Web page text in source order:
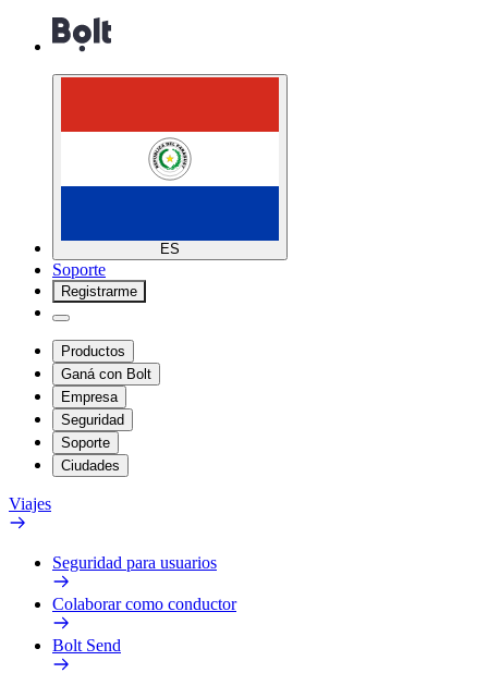
ES
Soporte
Registrarme
Productos
Ganá con Bolt
Empresa
Seguridad
Soporte
Ciudades
Viajes
Seguridad para usuarios
Colaborar como conductor
Bolt Send